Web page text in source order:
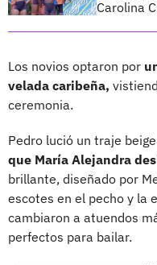
Carolina
Los novios optaron por
velada caribeña,
ceremonia.
Pedro lució un traje
que María Alejandra
brillante, diseñado por
escotes en el pecho y la
cambiaron a atuendos
perfectos para bailar.